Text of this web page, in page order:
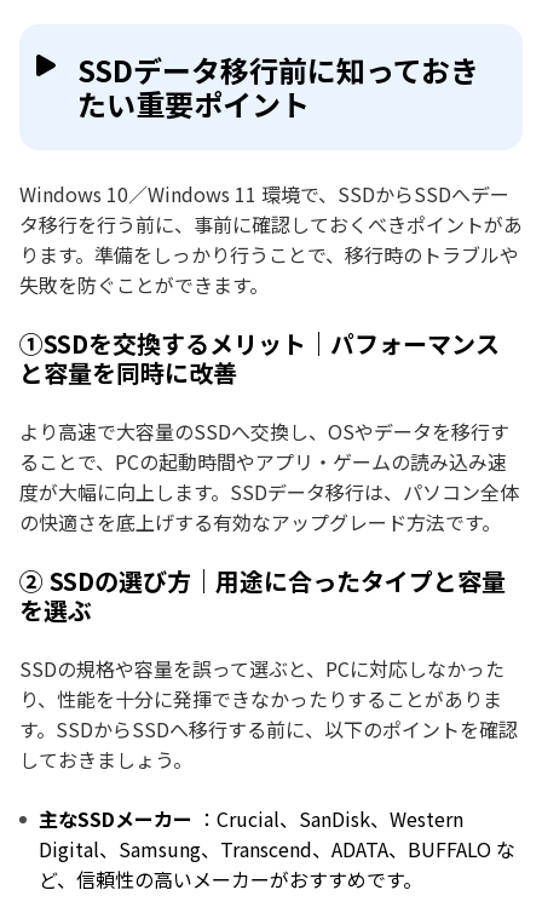
SSDデータ移行前に知っておき
たい重要ポイント
Windows 10／Windows 11 環境で、SSDからSSDへデー
タ移行を行う前に、事前に確認しておくべきポイントがあ
ります。準備をしっかり行うことで、移行時のトラブルや
失敗を防ぐことができます。
①SSDを交換するメリット｜パフォーマンス
と容量を同時に改善
より高速で大容量のSSDへ交換し、OSやデータを移行す
ることで、PCの起動時間やアプリ・ゲームの読み込み速
度が大幅に向上します。SSDデータ移行は、パソコン全体
の快適さを底上げする有効なアップグレード方法です。
② SSDの選び方｜用途に合ったタイプと容量
を選ぶ
SSDの規格や容量を誤って選ぶと、PCに対応しなかった
り、性能を十分に発揮できなかったりすることがありま
す。SSDからSSDへ移行する前に、以下のポイントを確認
しておきましょう。
主なSSDメーカー ：Crucial、SanDisk、Western
Digital、Samsung、Transcend、ADATA、BUFFALO な
ど、信頼性の高いメーカーがおすすめです。